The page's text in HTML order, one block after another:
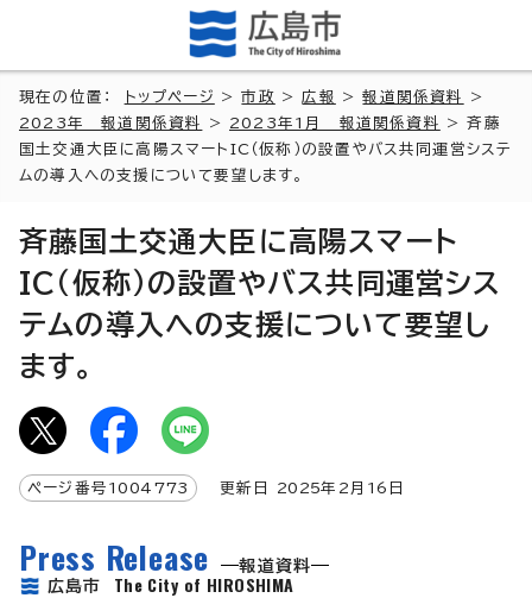
現在の位置： トップページ >市政 >広報 >報道関係資料
>
2023年 報道関係資料
> 2023年1月 報道関係資料
> 斉藤
国土交通大臣に高陽スマートIC（仮称）の設置やバス共同運営システ
ムの導入への支援について要望します。
斉藤国土交通大臣に高陽スマート
IC（仮称）の設置やバス共同運営シス
テムの導入への支援について要望し
ます。
ページ番号 1004773 更新日 2025年2月 16 日
Press Release
報道資料
広島市 The City of HIROSHIMA